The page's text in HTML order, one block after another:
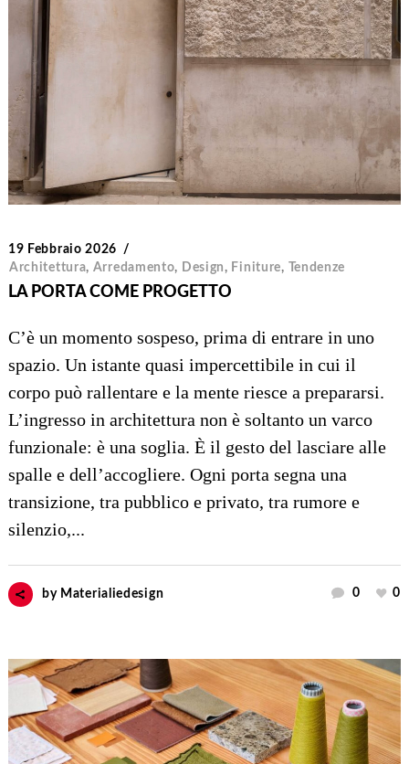
19 Febbraio 2026
Architettura, Arredamento, Design, Finiture, Tendenze
LA PORTA COME PROGETTO
C’è un momento sospeso, prima di entrare in uno
spazio. Un istante quasi impercettibile in cui il
corpo può rallentare e la mente riesce a prepararsi.
L’ingresso in architettura non è soltanto un varco
funzionale: è una soglia. È il gesto del lasciare alle
spalle e dell’accogliere. Ogni porta segna una
transizione, tra pubblico e privato, tra rumore e
silenzio,...
by Materialiedesign 0 0